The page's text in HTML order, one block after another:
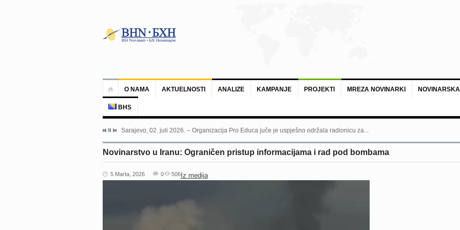
O NAMA AKTUELNOSTI ANALIZE KAMPANJE PROJEKTI MREZA NOVINARKI
BHS
Sarajevo, 02. juli 2026. – Organizacija Pro Educa juče je uspješno održala radionicu za...
Novinarstvo u Iranu: Ograničen pristup informacijama i rad pod bombama
5 Marta, 2026 Iz medija
0 506